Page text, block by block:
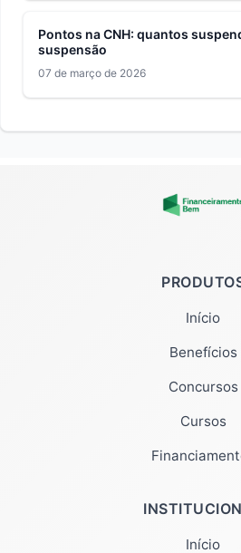
Pontos na CNH: quantos
suspensão
07 de março de 2026
Início
Benefícios
Concursos
Cursos
Início